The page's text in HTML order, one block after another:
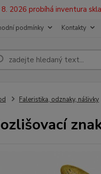
2026 probíhá inventura
podmínky Kontakty
Faleristika, odznaky, nášivky